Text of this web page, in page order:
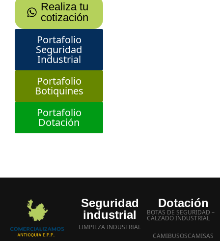
Realiza tu
cotización
Portafolio
Seguridad
Industrial
Portafolio
Botiquines
Portafolio
Dotación
Seguridad
industrial
LIMPIEZA INDUSTRIAL
Dotación
BOTAS DE SEGURIDAD –
CALZADO INDUSTRIAL
CAMIBUSOSCAMISAS